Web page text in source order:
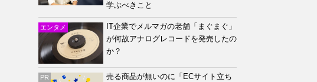
学ぶべきこと
エンタメ
IT企業でメルマガの老舗「まぐまぐ」
が何故アナログレコードを発売したの
か？
PR
売る商品が無いのに「ECサイト立ち